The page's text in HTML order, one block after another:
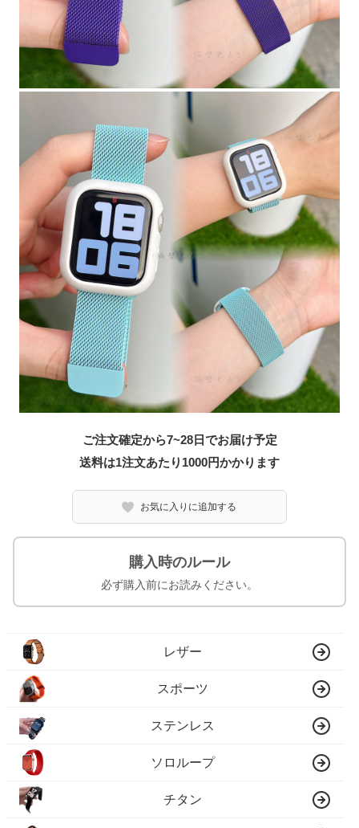
ご注文確定から7~28日でお届け予定
送料は1注文あたり 1000円かかります
お気に入りに追加する
購入時のルール
必ず購入前にお読みください。
レザー
スポーツ
ステンレス
ソロループ
チタン